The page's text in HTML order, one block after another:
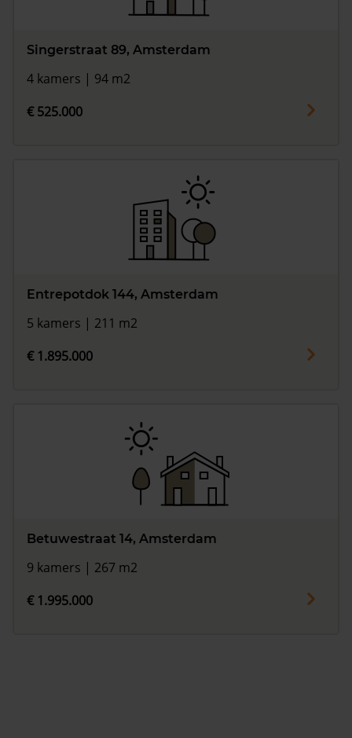
Singerstraat 89, Amsterdam
4 kamers | 94 m2
€ 525.000
Entrepotdok 144, Amsterdam
5 kamers | 211 m2
€ 1.895.000
Betuwestraat 14, Amsterdam
9 kamers | 267 m2
€ 1.995.000